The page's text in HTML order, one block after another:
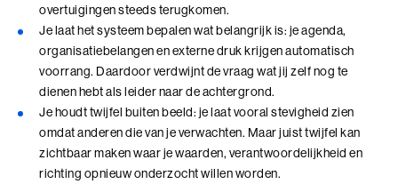
Effectieve Persoonlijke Communicatie (BaakBoost)
High Performance Leadership
Ik en de Anderen
Ik en de Anderen (BaakBoost)
Invloed in Complexiteit
overtuigingen steeds terugkomen.
Je laat het systeem bepalen wat belangrijk is: je agenda,
organisatiebelangen en externe druk krijgen automatisch
voorrang. Daardoor verdwijnt de vraag wat jij zelf nog te
dienen hebt als leider naar de achtergrond.
Je houdt twijfel buiten beeld: je laat vooral stevigheid zien
omdat anderen die van je verwachten. Maar juist twijfel kan
zichtbaar maken waar je waarden, verantwoordelijkheid en
richting opnieuw onderzocht willen worden.